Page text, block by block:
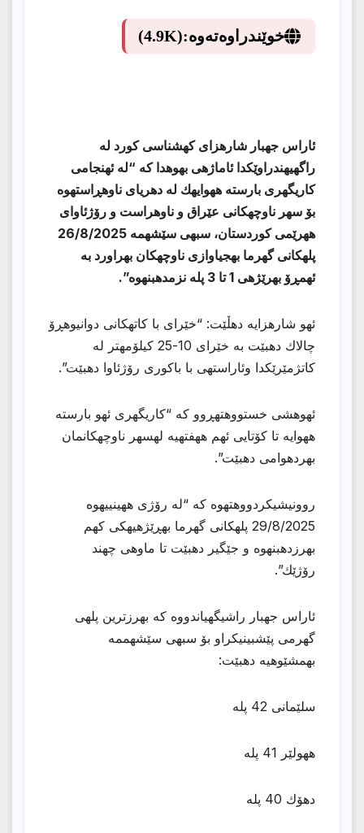
خوێندراوەتەوە:(4.9K)
ئاراس جهبار شارهزای كهشناسی كورد له
راگهیهندراوێكدا ئاماژهی بهوهدا كه “له ئهنجامی
كاریگهری بارسته ههوایهك له دهریای ناوهڕاستهوه
بۆ سهر ناوچهكانی عێراق و ناوهراست و رۆژئاوای
ههرێمی كوردستان، سبهی سێشهمه 26/8/2025
پلهكانی گهرما بهجیاوازی ناوچهكان بهراورد به
ئهمڕۆ بهرێژهی 1 تا 3 پله نزمدهبنهوه”.
ئهو شارهزایه دهڵێت: “خێرای با كاتهكانی دوانیوهڕۆ
چالاك دهبێت به خێرای 10-25 كیلۆمهتر له
كاتژمێرێكدا وئاراستهی با باكوری رۆژئاوا دهبێت”.
ئهوهشی خستووهتهڕوو كه “كاریگهری ئهو بارسته
ههوایه تا كۆتایی ئهم ههفتهیه لهسهر ناوچهكانمان
بهردهوامی دهبێت”.
روونیشیكردووهتهوه كه “له رۆژی ههینییهوه
29/8/2025 پلهكانی گهرما بهڕێژهیهكی كهم
بهرزدهبنهوه و جێگیر دهبێت تا ماوهی چهند
رۆژێك”.
ئاراس جهبار راشیگهیاندووه كه بهرزترین پلهی
گهرمی پێشبینیكراو بۆ سبهی سێشهممه
بهمشێوهیه دهبێت:
سلێمانی 42 پله
ھهولێر 41 پله
دھۆك 40 پله